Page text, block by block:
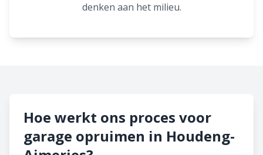
denken aan het milieu.
Hoe werkt ons proces voor
garage opruimen in Houdeng-